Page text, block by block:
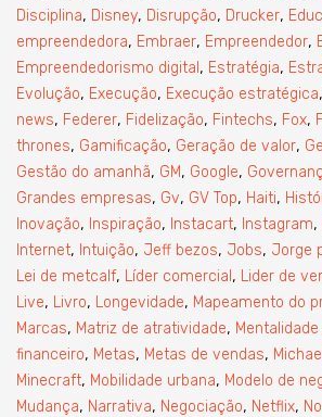
Disciplina, Disney, Disrupção, Drucker,
empreendedora, Embraer, Empreendedor,
Empreendedorismo digital , Estratégia,
Evolução, Execução, Execução estratégica,
news, Federer, Fidelização, Fintechs, Fox,
thrones, Gamificação, Geração de valor,
Gestão do amanhã, GM, Google,
Grandes empresas, Gv, GV Top, Haiti,
Inovação, Inspiração, Instacart, Instagram,
Internet, Intuição, Jeff bezos, Jobs, Jorge
Lei de metcalf, Líder comercial , Lider de
Live, Livro, Longevidade, Mapeamento do
Marcas, Matriz de atratividade,
financeiro, Metas, Metas de vendas,
Minecraft, Mobilidade urbana, Modelo de
Mudança, Narrativa, Negociação, Netflix,